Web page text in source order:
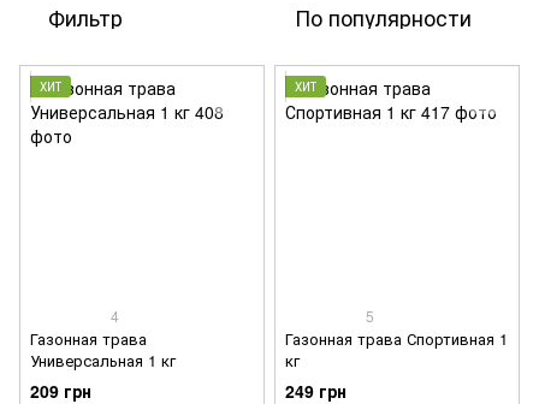
Фильтр По популярности
ХИТ
4
Газонная трава
Универсальная 1 кг
209 грн
ХИТ
5
Газонная трава Спортивная 1
кг
249 грн